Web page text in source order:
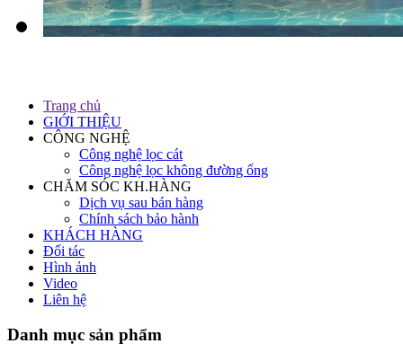
Trang chủ
GIỚI THIỆU
CÔNG NGHỆ
Công nghệ lọc cát
Công nghệ lọc không đường ống
CHĂM SÓC KH.HÀNG
Dịch vụ sau bán hàng
Chính sách bảo hành
KHÁCH HÀNG
Đối tác
Hình ảnh
Video
Liên hệ
Danh mục sản phẩm